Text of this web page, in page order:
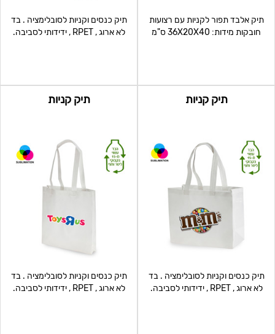
תיק אלבד תפור לקניות עם רצועות
חובקות מידות: 36X20X40 ס"מ
תיק כנסים וקניות לסובלימציה . בד
לא ארוג , RPET , ידידותי לסביבה.
תיק קניות
תיק כנסים וקניות לסובלימציה . בד
לא ארוג , RPET , ידידותי לסביבה.
תיק קניות
תיק כנסים וקניות לסובלימציה . בד
לא ארוג , RPET , ידידותי לסביבה.